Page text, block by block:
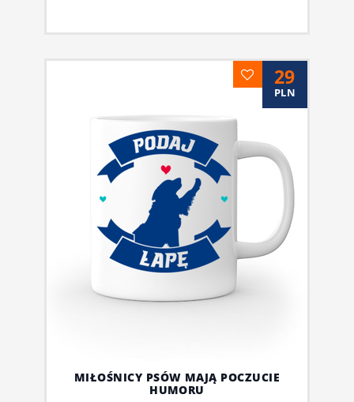
29
PLN
MIŁOŚNICY PSÓW MAJĄ POCZUCIE
HUMORU